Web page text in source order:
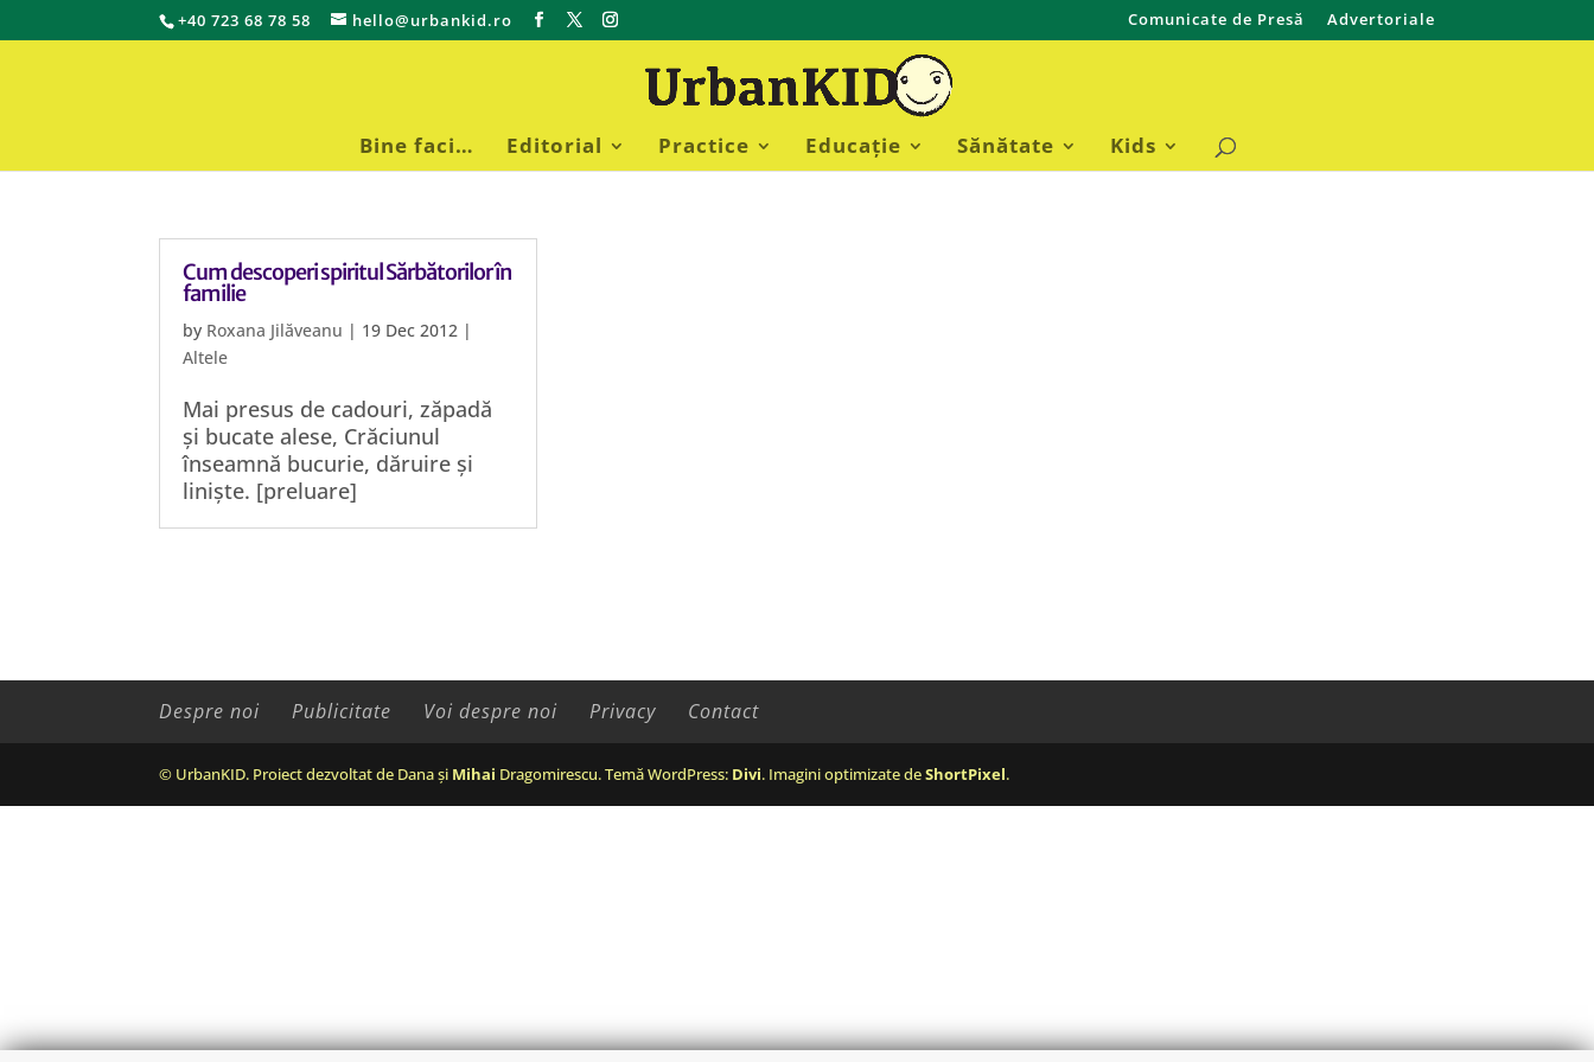
+40 723 68 78 58 hello@urbankid.ro Comunicate de Presă Advertoriale
Bine faci… Editorial Practice Educație Sănătate Kids
Cum descoperi spiritul Sărbătorilor în
familie
by Roxana Jilăveanu | 19 Dec 2012 |
Altele
Mai presus de cadouri, zăpadă
și bucate alese, Crăciunul
înseamnă bucurie, dăruire și
liniște. [preluare]
Despre noi Publicitate Voi despre noi Privacy Contact
© UrbanKID. Proiect dezvoltat de Dana și Mihai Dragomirescu. Temă WordPress: Divi. Imagini optimizate deShortPixel.